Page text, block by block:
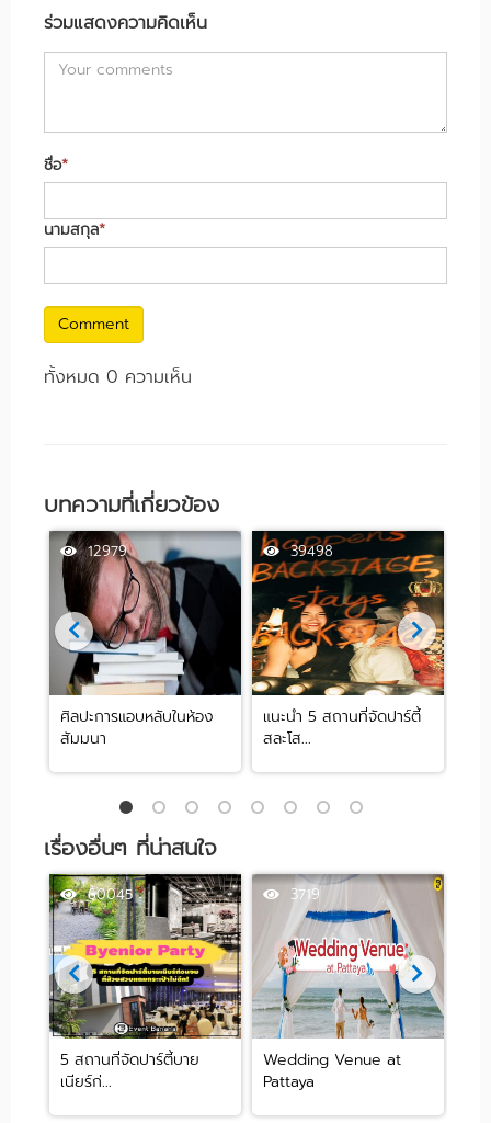
ร่วมแสดงความคิดเห็น
ชื่อ*
นามสกุล*
Comment
ทั้งหมด 0 ความเห็น
บทความที่เกี่ยวข้อง
12979
ศิลปะการแอบหลับในห้อง
สัมมนา
39498
แนะนำ 5 สถานที่จัดปาร์ตี้
สละโส...
เรื่องอื่นๆ ที่น่าสนใจ
60045
5 สถานที่จัดปาร์ตี้บาย
เนียร์ก่...
3719
Wedding Venue at
Pattaya